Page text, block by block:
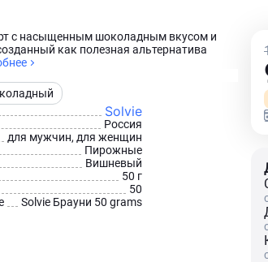
с насыщенным шоколадным вкусом и
как полезная альтернатива
Solvie
Россия
для мужчин, для женщин
Пирожные
Вишневый
50 г
50
Solvie Брауни 50 grams